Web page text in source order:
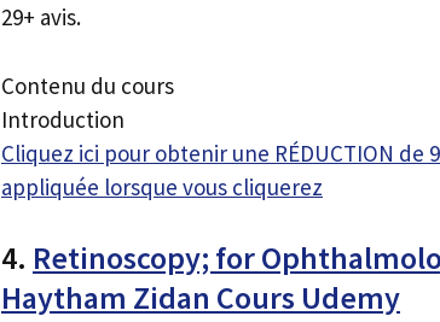
29+ avis.
Contenu du cours
Introduction
Cliquez ici pour obtenir une RÉDUCTION
appliquée lorsque vous cliquerez
4. Retinoscopy; for
Haytham Zidan Cours Udemy